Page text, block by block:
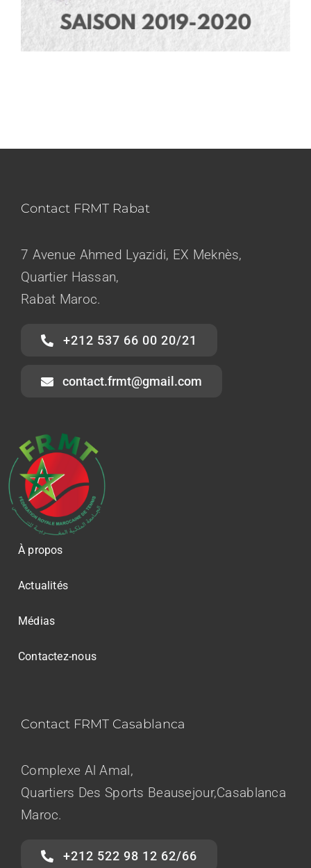
Contact FRMT Rabat
7 Avenue Ahmed Lyazidi, EX Meknès,
Quartier Hassan,
Rabat Maroc.
+212 537 66 00 20/21
contact.frmt@gmail.com
À propos
Actualités
Médias
Contactez-nous
Contact FRMT Casablanca
Complexe Al Amal,
Quartiers Des Sports Beausejour,Casablanca
Maroc.
+212 522 98 12 62/66